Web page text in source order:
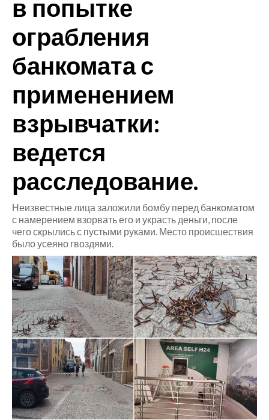
ITALIA
MONDO
POLITICA
ECONOMIA
SERVIZI ALLE IMPRESE
BANDI
SPORT IN SARDEGNA
SPORT
RISULTATI E CLASSIFICHE
CALCIO
CALCIO REGIONALE
BASKET
VOLLEY
MOTORI
TENNIS
ALTRI SPORT
в попытке
ограбления
банкомата с
применением
взрывчатки:
ведется
расследование.
Неизвестные лица заложили бомбу перед банкоматом
с намерением взорвать его и украсть деньги, после
чего скрылись с пустыми руками. Место происшествия
было усеяно гвоздями.